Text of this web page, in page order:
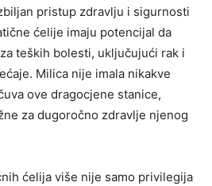
pristup zdravlju i sigurnosti
ćelije imaju potencijal da
teških bolesti, uključujući rak i
Milica nije imala nikakve
ove dragocjene stanice,
za dugoročno zdravlje njenog
ćelija više nije samo privilegija